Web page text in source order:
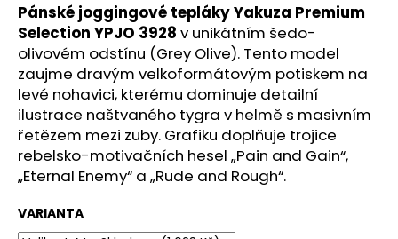
Pánské joggingové tepláky Yakuza Premium
Selection YPJO 3928 v unikátním šedo-
olivovém odstínu (Grey Olive). Tento model
zaujme dravým velkoformátovým potiskem na
levé nohavici, kterému dominuje detailní
ilustrace naštvaného tygra v helmě s masivním
řetězem mezi zuby. Grafiku doplňuje trojice
rebelsko-motivačních hesel „Pain and Gain“,
„Eternal Enemy“ a „Rude and Rough“.
VARIANTA
HLEDAT
D
o
o
r